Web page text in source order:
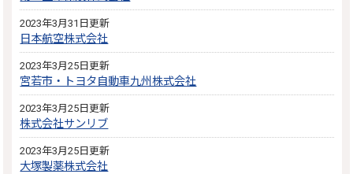
2023年3月31日更新
日本航空株式会社
2023年3月25日更新
宮若市・トヨタ自動車九州株式会社
2023年3月25日更新
株式会社サンリブ
2023年3月25日更新
大塚製薬株式会社